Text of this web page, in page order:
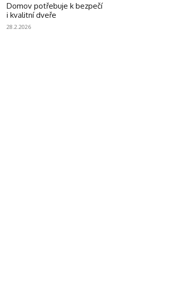
Domov potřebuje k bezpečí
i kvalitní dveře
28.2.2026